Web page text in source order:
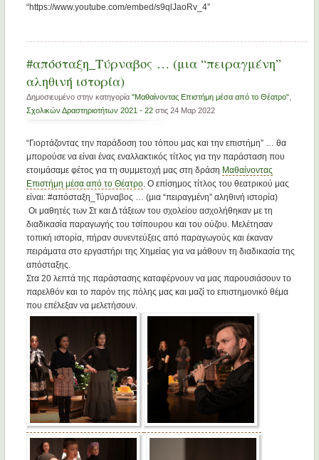
“https://www.youtube.com/embed/s9qlJaoRv_4”
#απόσταξη_Τύρναβος … (μια “πειραγμένη”
αληθινή ιστορία)
Δημοσιευμένο στην κατηγορία "Μαθαίνοντας Επιστήμη μέσα από το Θέατρο",
Σχολικών Δραστηριοτήτων 2021 - 22στις 24 Μαρ 2022
“Γιορτάζοντας την παράδοση του τόπου μας και την επιστήμη” … θα
μπορούσε να είναι ένας εναλλακτικός τίτλος για την παράσταση που
ετοιμάσαμε φέτος για τη συμμετοχή μας στη δράση Μαθαίνοντας
Επιστήμη μέσα από το Θέατρο. Ο επίσημος τίτλος του θεατρικού μας
είναι: #απόσταξη_Τύρναβος … (μια “πειραγμένη” αληθινή ιστορία)
Οι μαθητές των Στ και Δ τάξεων του σχολείου ασχολήθηκαν με τη
διαδικασία παραγωγής του τσίπουρου και του ούζου. Μελέτησαν
τοπική ιστορία, πήραν συνεντεύξεις από παραγωγούς και έκαναν
πειράματα στο εργαστήρι της Χημείας για να μάθουν τη διαδικασία της
απόσταξης.
Στα 20 λεπτά της παράστασης καταφέρνουν να μας παρουσιάσουν το
παρελθόν και το παρόν της πόλης μας και μαζί το επιστημονικό θέμα
που επέλεξαν να μελετήσουν.